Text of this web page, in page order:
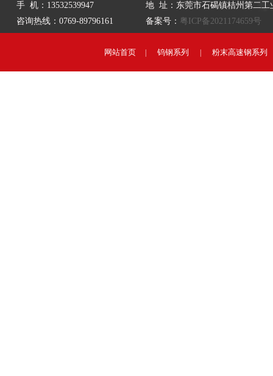
手 机：13532539947
咨询热线：0769-89796161
地 址：东莞市石碣镇桔州第二工
备案号： 粤ICP备2021174659号
网站首页 钨钢系列 粉末高速钢系列